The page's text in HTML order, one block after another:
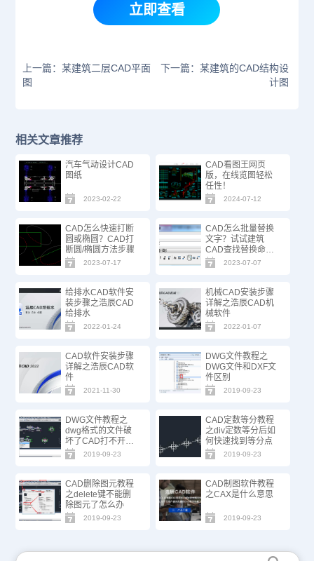
立即查看
上一篇：某建筑二层CAD平面
图
下一篇：某建筑的CAD结构设
计图
相关文章推荐
汽车气动设计CAD
图纸
2023-02-22
CAD看图王网页
版，在线览图轻松
任性！
2024-07-12
CAD怎么快速打断
圆或椭圆？CAD打
断圆/椭圆方法步骤
2023-07-17
CAD怎么批量替换
文字？试试建筑
CAD查找替换命
令！
2023-07-07
给排水CAD软件安
装步骤之浩辰CAD
给排水
2022-01-24
机械CAD安装步骤
详解之浩辰CAD机
械软件
2022-01-07
CAD软件安装步骤
详解之浩辰CAD软
件
2021-11-30
DWG文件教程之
DWG文件和DXF文
件区别
2019-09-23
DWG文件教程之
dwg格式的文件破
坏了CAD打不开怎
么办
2019-09-23
CAD定数等分教程
之div定数等分后如
何快速找到等分点
2019-09-23
CAD删除图元教程
之delete键不能删
除图元了怎么办
2019-09-23
CAD制图软件教程
之CAX是什么意思
2019-09-23